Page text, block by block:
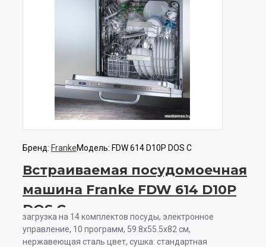
Бренд: FrankeМодель: FDW 614 D10P DOS C
Встраиваемая посудомоечная
машина Franke FDW 614 D10P
DOS C
загрузка на 14 комплектов посуды, электронное
управление, 10 программ, 59.8x55.5x82 см,
нержавеющая сталь цвет, сушка: стандартная